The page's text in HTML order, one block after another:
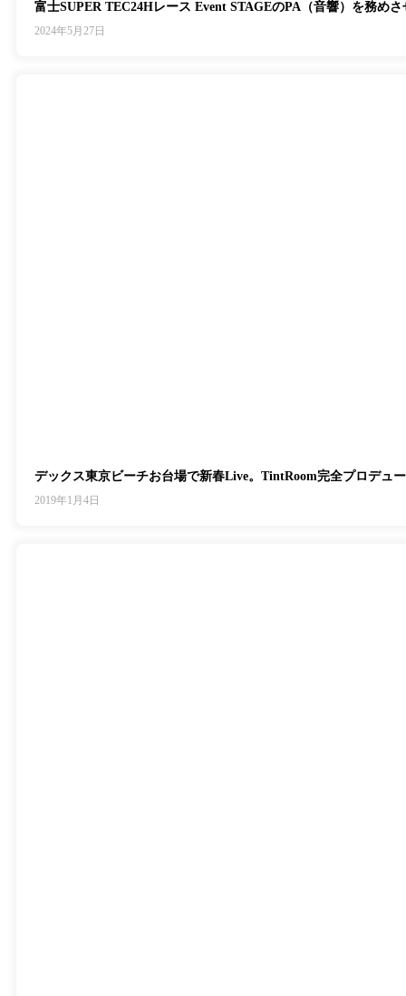
富士SUPER TEC24Hレース Event STAGEのPA（音響）を務め
2024年5月27日
デックス東京ビーチお台場で新春Live。TintRoom完全プロデュ
2019年1月4日